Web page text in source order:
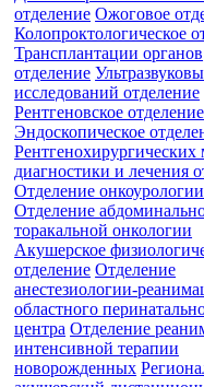
отделение Ожоговое
Колопроктологическое
Трансплантации органов
отделение
исследований отделение
Рентгеновское отделение
Эндоскопическое
Рентгенохирургических
диагностики и лечения
Отделение онкоурологии
Отделение
торакальной онкологии
Акушерское
отделение Отделение
анестезиологии-
областного
центра Отделение
интенсивной терапии
новорожденных